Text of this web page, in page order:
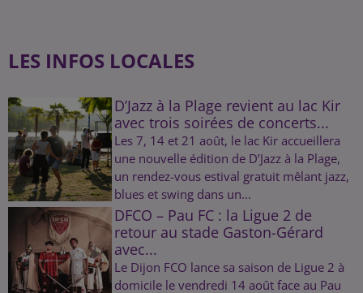
LES INFOS LOCALES
D’Jazz à la Plage revient au lac Kir
avec trois soirées de concerts...
Les 7, 14 et 21 août, le lac Kir accueillera
une nouvelle édition de D’Jazz à la Plage,
un rendez-vous estival gratuit mêlant jazz,
blues et swing dans un...
DFCO – Pau FC : la Ligue 2 de
retour au stade Gaston-Gérard
avec...
Le Dijon FCO lance sa saison de Ligue 2 à
domicile le vendredi 14 août face au Pau